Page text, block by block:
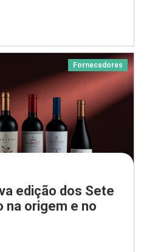
Fornecedores
edição dos Sete
na origem e no